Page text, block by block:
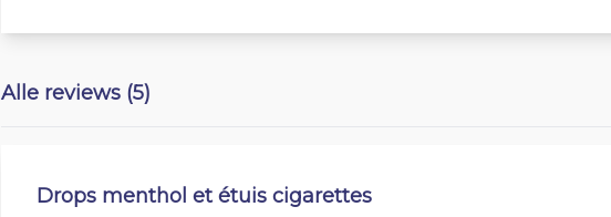
Alle reviews (5)
Drops menthol et étuis cigarettes